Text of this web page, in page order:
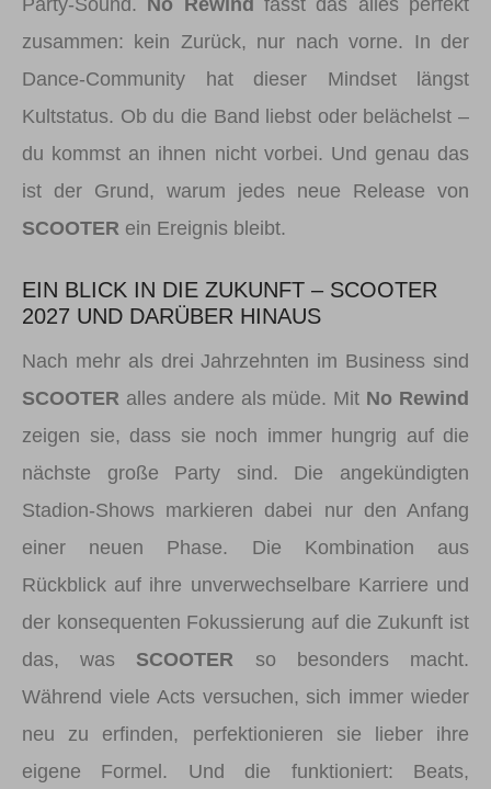
Party-Sound. No Rewind fasst das alles perfekt
zusammen: kein Zurück, nur nach vorne. In der
Dance-Community hat dieser Mindset längst
Kultstatus. Ob du die Band liebst oder belächelst –
du kommst an ihnen nicht vorbei. Und genau das
ist der Grund, warum jedes neue Release von
SCOOTER ein Ereignis bleibt.
EIN BLICK IN DIE ZUKUNFT – SCOOTER
2027 UND DARÜBER HINAUS
Nach mehr als drei Jahrzehnten im Business sind
SCOOTER alles andere als müde. Mit No Rewind
zeigen sie, dass sie noch immer hungrig auf die
nächste große Party sind. Die angekündigten
Stadion-Shows markieren dabei nur den Anfang
einer neuen Phase. Die Kombination aus
Rückblick auf ihre unverwechselbare Karriere und
der konsequenten Fokussierung auf die Zukunft ist
das, was SCOOTER so besonders macht.
Während viele Acts versuchen, sich immer wieder
neu zu erfinden, perfektionieren sie lieber ihre
eigene Formel. Und die funktioniert: Beats,